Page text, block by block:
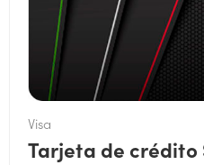
Visa
Tarjeta de crédito